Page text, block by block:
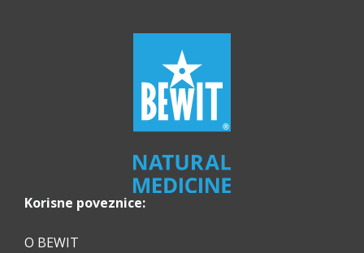
Korisne poveznice:
O BEWIT